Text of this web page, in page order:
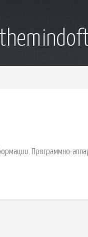
Программно-